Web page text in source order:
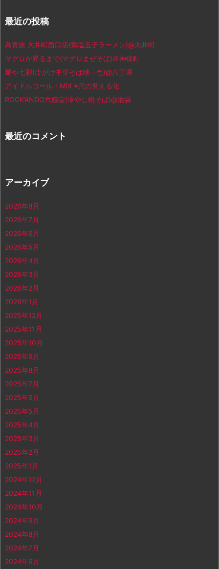
最近の投稿
鳥貴族 大井町西口店(鶏塩玉子ラーメン)@大井町
マグロが昇るまで(マグロまぜそば)＠神保町
麺や七彩(冷がけ中華そば緑一色)@八丁堀
アイドルコール・MIX ※尺の見える化
ROCK’ANDO六感堂(冷やし桃そば)@池袋
最近のコメント
アーカイブ
2026年8月
2026年7月
2026年6月
2026年5月
2026年4月
2026年3月
2026年2月
2026年1月
2025年12月
2025年11月
2025年10月
2025年9月
2025年8月
2025年7月
2025年6月
2025年5月
2025年4月
2025年3月
2025年2月
2025年1月
2024年12月
2024年11月
2024年10月
2024年9月
2024年8月
2024年7月
2024年6月